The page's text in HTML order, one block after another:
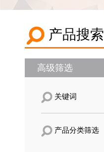
产品搜索
高级筛选
关键词
产品分类筛选